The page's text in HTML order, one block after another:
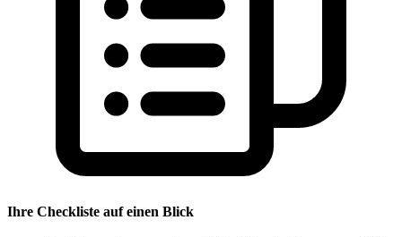
Ihre Checkliste auf einen Blick